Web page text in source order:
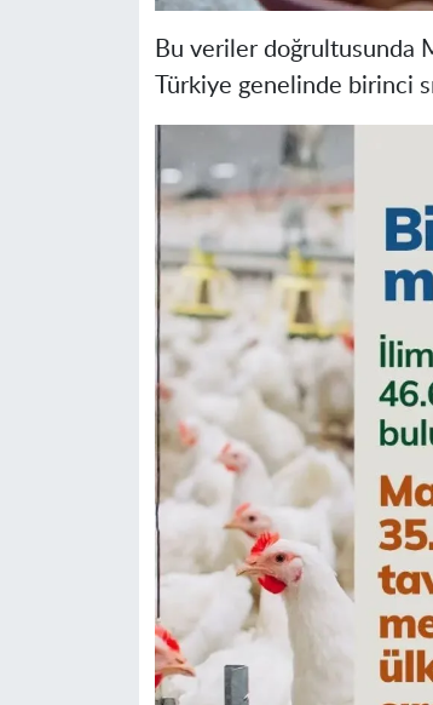
Bu veriler doğrultusunda
Türkiye genelinde birinci